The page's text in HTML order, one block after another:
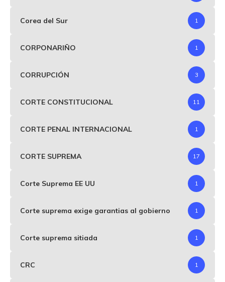
Corea del Sur 1
CORPONARIÑO 1
CORRUPCIÓN 3
CORTE CONSTITUCIONAL 11
CORTE PENAL INTERNACIONAL 1
CORTE SUPREMA 17
Corte Suprema EE UU 1
Corte suprema exige garantias al gobierno 1
Corte suprema sitiada 1
CRC 1